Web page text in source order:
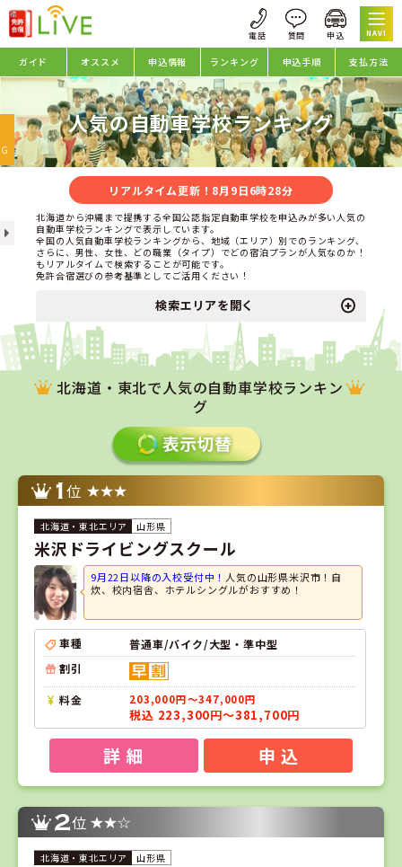
NAVI
ガイド オススメ 申込情報 ランキング 申込手順 支払方法
人気の自動車学校ランキング
リアルタイム更新！8月9日6時28分
北海道から沖縄まで提携する全国公認指定自動車学校を申込みが多い人気の
自動車学校ランキングで表示しています。
全国の人気自動車学校ランキングから、地域（エリア）別でのランキング、
さらに、男性、女性、どの職業（タイプ）でどの宿泊プランが人気なのか！
もリアルタイムで検索することが可能です。
免許合宿選びの参考基準としてご活用ください！
検索エリアを開く
北海道・東北で人気の自動車学校ランキン
グ
1位
山形県
米沢ドライビングスクール
9月22日以降の入校受付中！ 人気の山形県米沢市！自
炊、校内宿舎、ホテルシングルがおすすめ！
車種
普通車/バイク/大型・準中型
割引
料金 203,000円～347,000円
税込 223,300円～381,700円
詳 細 申 込
2位
山形県